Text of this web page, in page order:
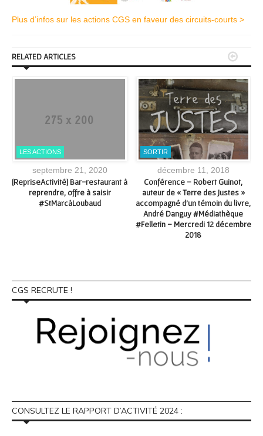
Plus d’infos sur les actions CGS en faveur des circuits-courts >
RELATED ARTICLES
LES ACTIONS
septembre 21, 2020
[RepriseActivité] Bar-restaurant à
reprendre, offre à saisir
#StMarcàLoubaud
SORTIR
décembre 11, 2018
Conférence – Robert Guinot,
auteur de « Terre des Justes »
accompagné d’un témoin du livre,
André Danguy #Médiathèque
#Felletin – Mercredi 12 décembre
2018

CGS RECRUTE !
CONSULTEZ LE RAPPORT D’ACTIVITÉ 2024 :